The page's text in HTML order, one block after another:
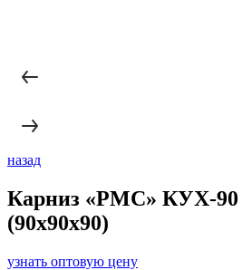
назад
Карниз «РМС» КУХ-90
(90х90х90)
узнать оптовую цену